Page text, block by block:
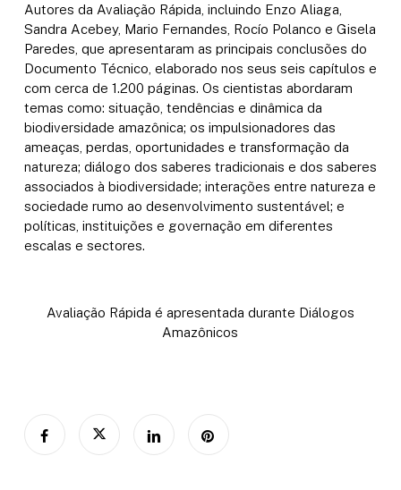
Autores da Avaliação Rápida, incluindo Enzo Aliaga,
Sandra Acebey, Mario Fernandes, Rocío Polanco e Gisela
Paredes, que apresentaram as principais conclusões do
Documento Técnico, elaborado nos seus seis capítulos e
com cerca de 1.200 páginas. Os cientistas abordaram
temas como: situação, tendências e dinâmica da
biodiversidade amazônica; os impulsionadores das
ameaças, perdas, oportunidades e transformação da
natureza; diálogo dos saberes tradicionais e dos saberes
associados à biodiversidade; interações entre natureza e
sociedade rumo ao desenvolvimento sustentável; e
políticas, instituições e governação em diferentes
escalas e sectores.
Avaliação Rápida é apresentada durante Diálogos
Amazônicos